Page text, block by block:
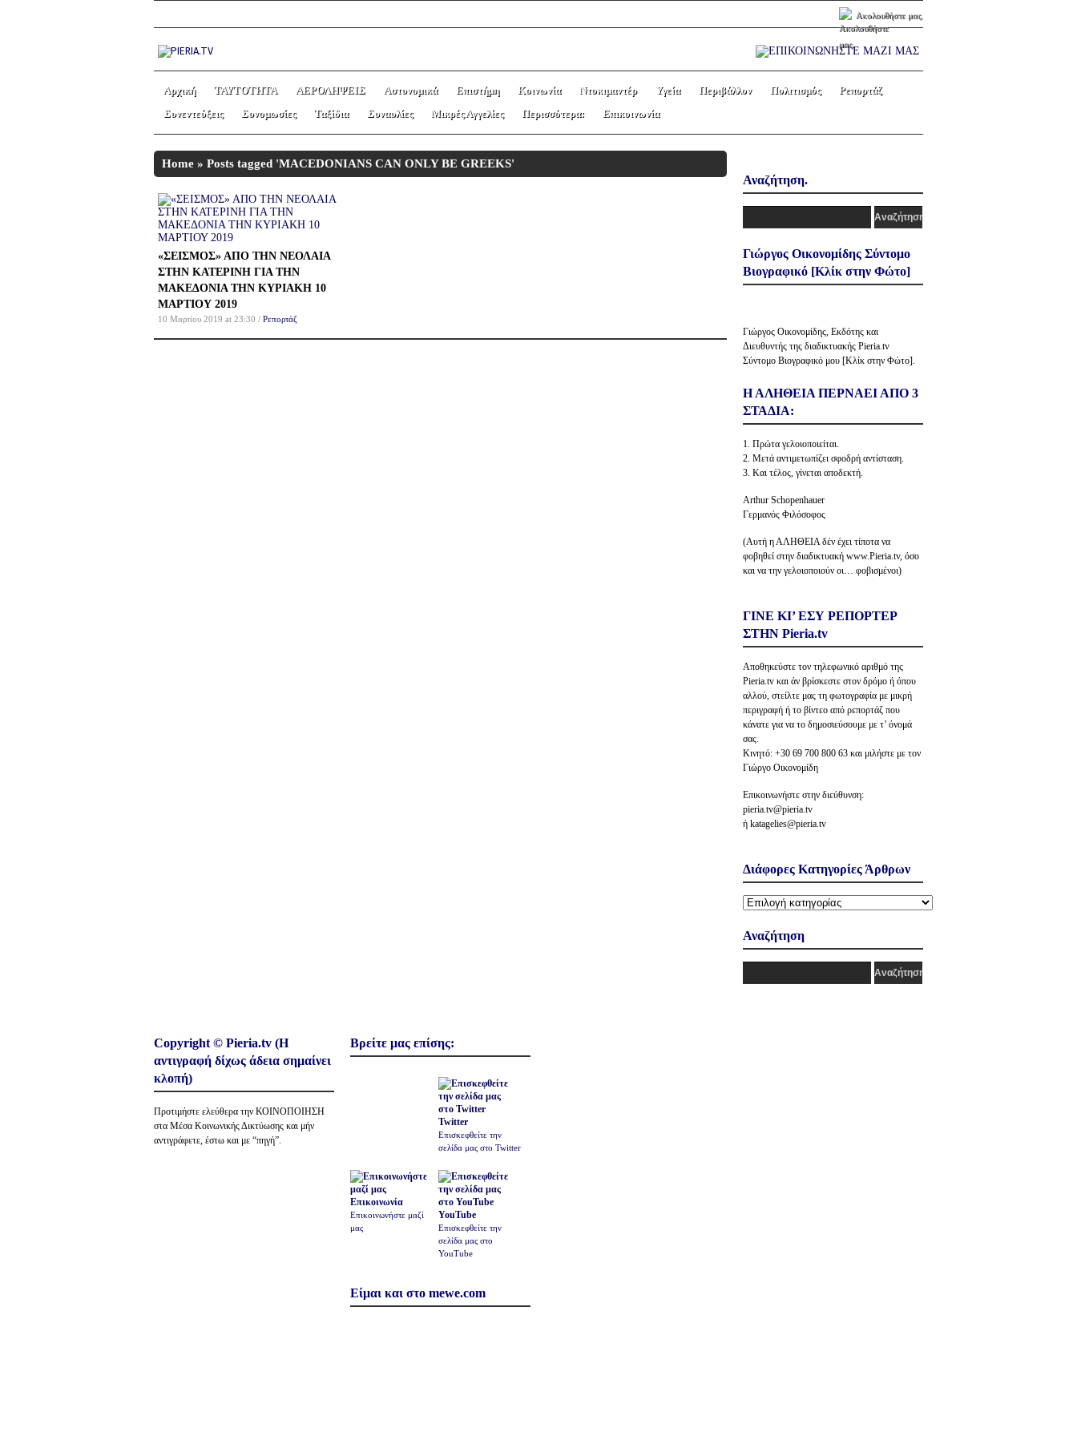
Ακολουθήστε μας.
Αρχική ΤΑΥΤΟΤΗΤΑ ΑΕΡΟΛΗΨΕΙΣ Αστυνομικά Επιστήμη Κοινωνία Ντοκιμαντέρ Υγεία Περιβάλλον Πολιτισμός
Ρεπορτάζ
Συνεντεύξεις
Συνομωσίες Ταξίδια Συναυλίες Μικρές Αγγελίες Περισσότερα: Επικοινωνία
Home » Posts tagged 'MACEDONIANS CAN ONLY BE GREEKS'
«ΣΕΙΣΜΟΣ» ΑΠΟ ΤΗΝ ΝΕΟΛΑΙΑ
ΣΤΗΝ ΚΑΤΕΡΙΝΗ ΓΙΑ ΤΗΝ
ΜΑΚΕΔΟΝΙΑ ΤΗΝ ΚΥΡΙΑΚΗ 10
ΜΑΡΤΙΟΥ 2019
10 Μαρτίου 2019 at 23:30 / Ρεπορτάζ
Αναζήτηση.
Γιώργος Οικονομίδης Σύντομο
Βιογραφικό [Κλίκ στην Φώτο]
Γιώργος Οικονομίδης, Εκδότης και
Διευθυντής της διαδικτυακής Pieria.tv
Σύντομο Βιογραφικό μου [Κλίκ στην Φώτο].
Η ΑΛΗΘΕΙΑ ΠΕΡΝΑΕΙ ΑΠΟ 3
ΣΤΑΔΙΑ:
1. Πρώτα γελοιοποιείται.
2. Μετά αντιμετωπίζει σφοδρή αντίσταση.
3. Και τέλος, γίνεται αποδεκτή.
Arthur Schopenhauer
Γερμανός Φιλόσοφος
(Αυτή η ΑΛΗΘΕΙΑ δέν έχει τίποτα να
φοβηθεί στην διαδικτυακή www.Pieria.tv, όσο
και να την γελοιοποιούν οι… φοβισμένοι)
ΓΙΝΕ ΚΙ’ ΕΣΥ ΡΕΠΟΡΤΕΡ
ΣΤΗΝ Pieria.tv
Αποθηκεύστε τον τηλεφωνικό αριθμό της
Pieria.tv και άν βρίσκεστε στον δρόμο ή όπου
αλλού, στείλτε μας τη φωτογραφία με μικρή
περιγραφή ή το βίντεο από ρεπορτάζ που
κάνατε για να το δημοσιεύσουμε με τ’ όνομά
σας.
Κινητό: +30 69 700 800 63 και μιλήστε με τον
Γιώργο Οικονομίδη
Επικοινωνήστε στην διεύθυνση:
pieria.tv@pieria.tv
ή katagelies@pieria.tv
Διάφορες Κατηγορίες Άρθρων
Διάφορες
Άρθρων
Αναζήτηση
Copyright © Pieria.tv (Η
αντιγραφή δίχως άδεια σημαίνει
κλοπή)
Προτιμήστε ελεύθερα την ΚΟΙΝΟΠΟΙΗΣΗ
στα Μέσα Κοινωνικής Δικτύωσης και μήν
αντιγράφετε, έστω και με “πηγή”.
Βρείτε μας επίσης:
Twitter
Επισκεφθείτε την
σελίδα μας στο Twitter
Επικοινωνία
Επικοινωνήστε μαζί
μας
YouTube
Επισκεφθείτε την
σελίδα μας στο
YouTube
Είμαι και στο mewe.com